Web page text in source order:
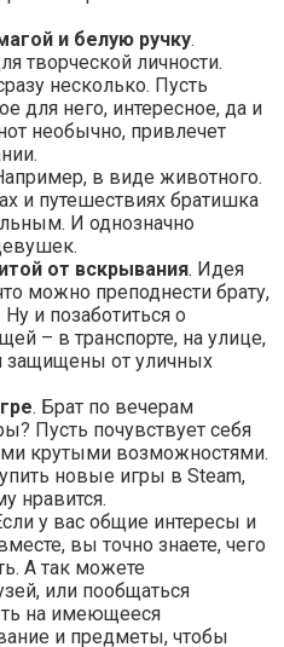
и белую ручку.
творческой личности.
несколько. Пусть
для него, интересное, да и
необычно, привлечет
в виде животного.
и путешествиях братишка
И однозначно
от вскрывания. Идея
можно преподнести брату,
и позаботиться о
– в транспорте, на улице,
защищены от уличных
. Брат по вечерам
Пусть почувствует себя
крутыми возможностями.
новые игры в Steam,
нравится.
у вас общие интересы и
вы точно знаете, чего
А так можете
или пообщаться
на имеющееся
и предметы, чтобы